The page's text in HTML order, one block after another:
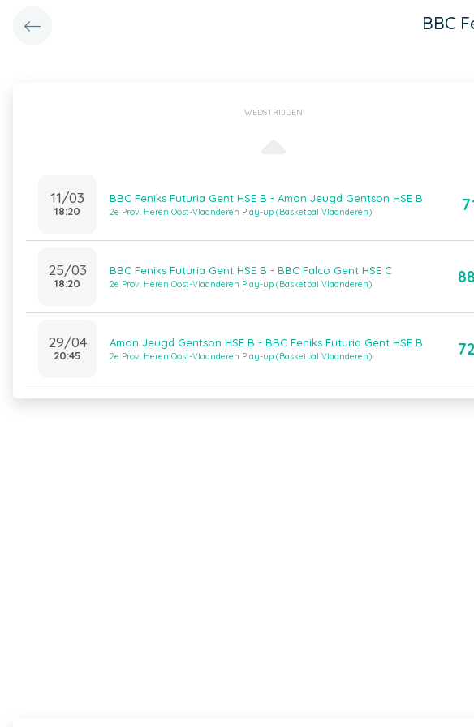
BBC
WEDSTRIJDEN
11/03
18:20
BBC Feniks Futuria Gent HSE B - Amon Jeugd Gentson HSE B
2e Prov. Heren Oost-Vlaanderen Play-up (Basketbal Vlaanderen)
25/03
18:20
BBC Feniks Futuria Gent HSE B - BBC Falco Gent HSE C
2e Prov. Heren Oost-Vlaanderen Play-up (Basketbal Vlaanderen)
29/04
20:45
Amon Jeugd Gentson HSE B - BBC Feniks Futuria Gent HSE B
2e Prov. Heren Oost-Vlaanderen Play-up (Basketbal Vlaanderen)